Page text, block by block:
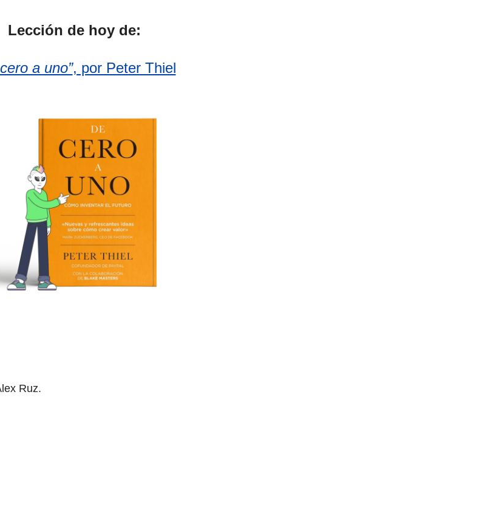
Lección de hoy de:
a uno”, por Peter Thiel
Ruz.